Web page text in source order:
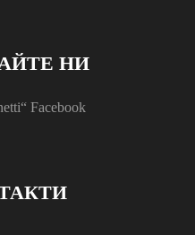
НИ
Facebook